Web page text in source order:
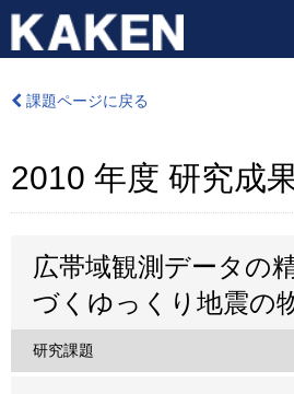
課題ページに戻る
2010 年度 研究成
広帯域観測データの
づくゆっくり地震の
研究課題